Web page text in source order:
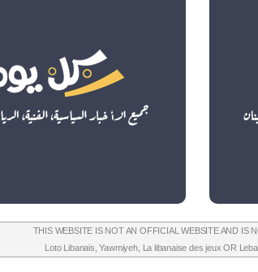
THIS WEBSITE IS NOT AN OFFICIAL WEBSITE AND IS
Loto Libanais ,Yawmiyeh, La libanaise des jeux OR